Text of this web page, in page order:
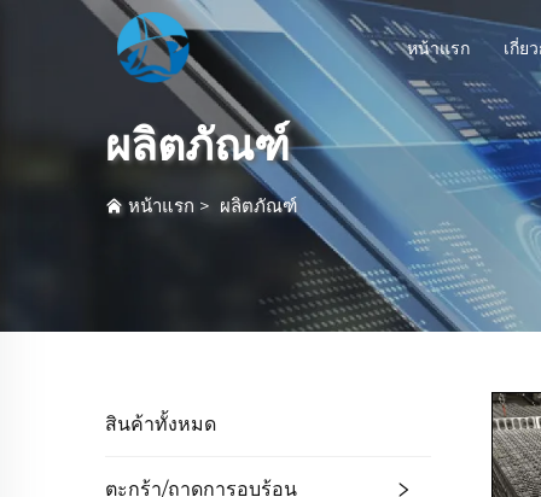
หน้าแรก เกี่ย
ผลิตภัณฑ์
หน้าแรก > ผลิตภัณฑ์
สินค้าทั้งหมด
ตะกร้า/ถาดการอบร้อน